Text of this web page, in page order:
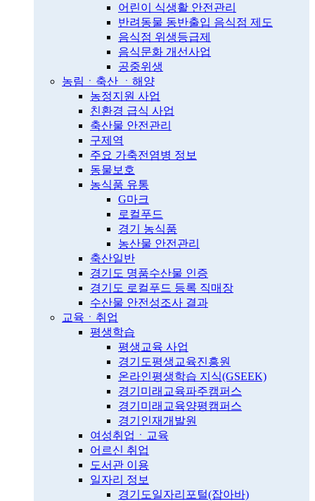
어린이 식생활 안전관리
반려동물 동반출입 음식점 제도
음식점 위생등급제
음식문화 개선사업
공중위생
농림ㆍ축산 ㆍ해양
농정지원 사업
친환경 급식 사업
축산물 안전관리
구제역
주요 가축전염병 정보
동물보호
농식품 유통
G마크
로컬푸드
경기 농식품
농산물 안전관리
축산일반
경기도 명품수산물 인증
경기도 로컬푸드 등록 직매장
수산물 안전성조사 결과
교육ㆍ취업
평생학습
평생교육 사업
경기도평생교육진흥원
온라인평생학습 지식(GSEEK)
경기미래교육파주캠퍼스
경기미래교육양평캠퍼스
경기인재개발원
여성취업ㆍ교육
어르신 취업
도서관 이용
일자리 정보
경기도일자리포털(잡아바)